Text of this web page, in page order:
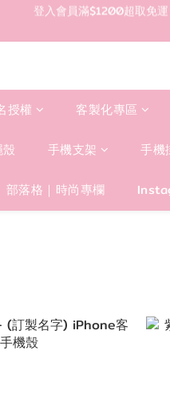
登入會員滿$1200超取免
1 2
0
17
5
2
1
登入會員滿$1200超取免
授權 客製化專區
手機支架 手機
部落格｜時尚專欄